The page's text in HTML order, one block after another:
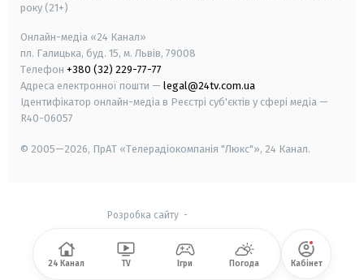
року (21+)
Онлайн-медіа «24 Канал»
пл. Галицька, буд. 15, м. Львів, 79008
Телефон +380 (32) 229-77-77
Адреса електронної пошти — legal@24tv.com.ua
Ідентифікатор онлайн-медіа в Реєстрі суб'єктів у сфері медіа —
R40-06057
© 2005—2026, ПрАТ «Телерадіокомпанія "Люкс"», 24 Канал.
Розробка сайту-
24 Канал TV Ігри Погода Кабінет